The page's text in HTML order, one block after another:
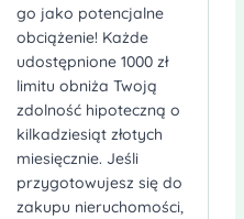
go jako potencjalne
obciążenie! Każde
udostępnione 1000 zł
limitu obniża Twoją
zdolność hipoteczną o
kilkadziesiąt złotych
miesięcznie. Jeśli
przygotowujesz się do
zakupu nieruchomości,